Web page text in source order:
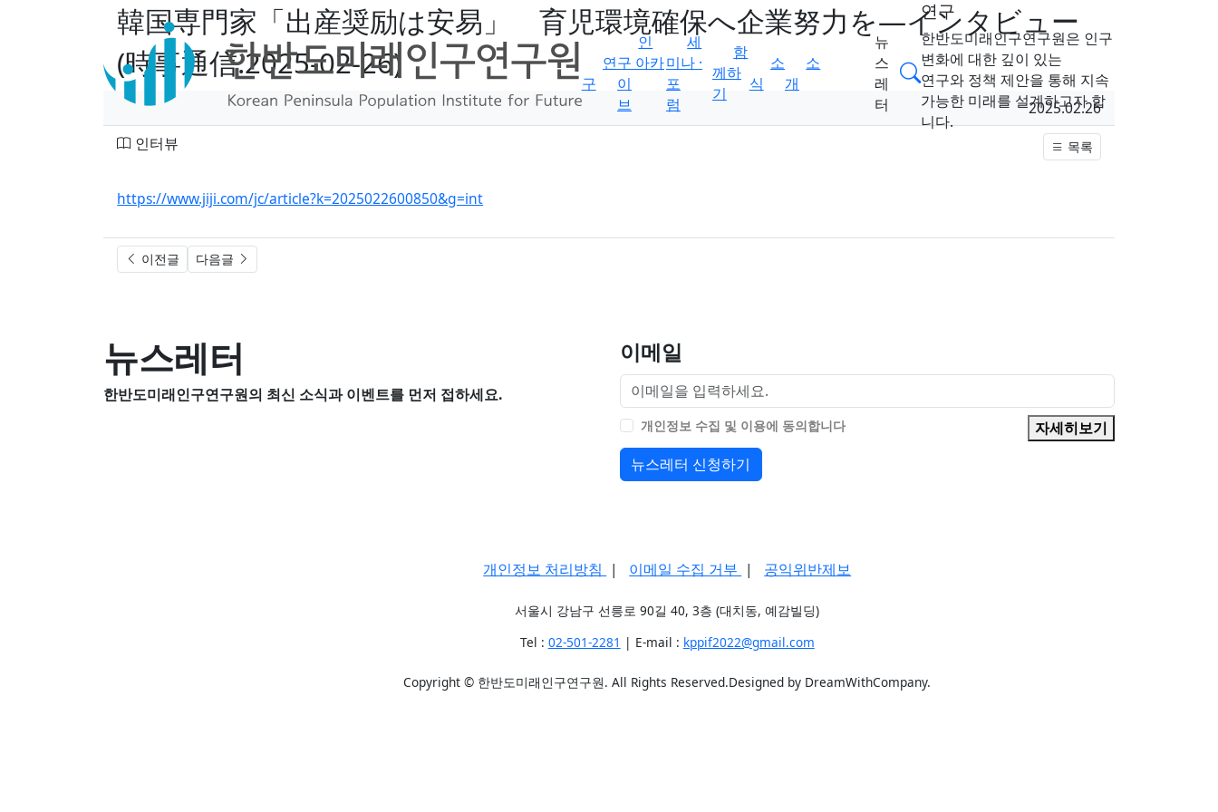
연
구
인
구 아카
이
브
세
미나 ·
포
럼
함
께하
기
소
식
소
개
뉴
스
레
터
검색
연구
한반도미래인구연구원은 인구
변화에 대한 깊이 있는
연구와 정책 제안을 통해 지속
가능한 미래를 설계하고자 합
니다.
韓国専門家「出産奨励は安易」 育児環境確保へ企業努力を―インタビュー
(時事通信.2025-02-26)
페이지 정보 작성일
2025.02.26
분류
인터뷰 목록
본문
https://www.jiji.com/jc/article?k=2025022600850&g=int
이전글 다음글
뉴스레터
한반도미래인구연구원의 최신 소식과 이벤트를 먼저 접하세요.
이메일
개인정보 수집 및 이용에 동의합니다
자세히보기
뉴스레터 신청하기
개인정보 처리방침 | 이메일 수집 거부 | 공익위반제보
서울시 강남구 선릉로 90길 40, 3층 (대치동, 예감빌딩)
Tel : 02-501-2281 | E-mail : kppif2022@gmail.com
Copyright © 한반도미래인구연구원. All Rights Reserved.Designed by DreamWithCompany.